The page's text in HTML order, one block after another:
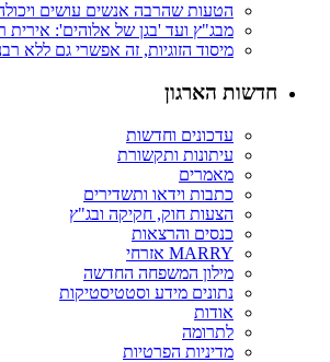
הטעות שהרבה אנשים עושים
מבג"ץ ועד 'בגן של אלוהים':
מיסוד הזוגיות, זה אפשרי גם ללא
חדשות הארגון
עדכונים וחדשות
עיתונות ותקשורת
מאמרים
כתבות וידאו ותשדירים
הצעות חוק, חקיקה ובג"ץ
כנסים והרצאות
MARRY אזרחי
מילון המשפחה החדשה
נתונים מידע וסטטיסטיקות
אודות
לתרומה
מדיניות הפרטיות